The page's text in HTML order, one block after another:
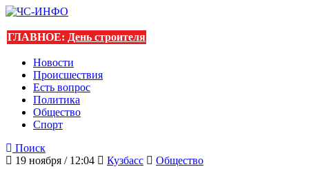
ГЛАВНОЕ: День строителя
Новости
Происшествия
Есть вопрос
Политика
Общество
Спорт
Поиск
19 ноября / 12:04
Кузбасс Общество